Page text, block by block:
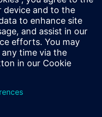
for this training, for
then please click the
some personal details and
to you.